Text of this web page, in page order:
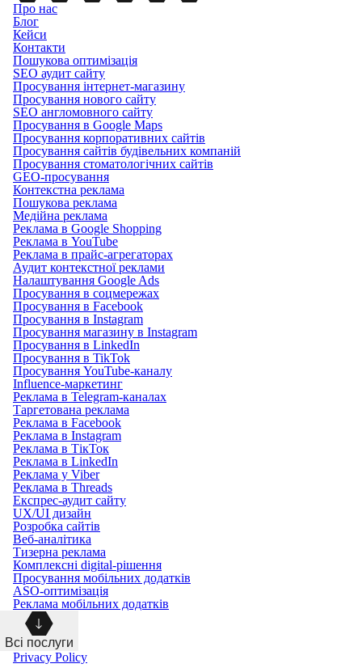
Про нас
Блог
Кейси
Контакти
Пошукова оптимізація
SEO аудит сайту
Просування інтернет-магазину
Просування нового сайту
SEO англомовного сайту
Просування в Google Maps
Просування корпоративних сайтів
Просування сайтів будівельних компаній
Просування стоматологічних сайтів
GEO-просування
Контекстна реклама
Пошукова реклама
Медійна реклама
Реклама в Google Shopping
Реклама в YouTube
Реклама в прайс-агрегаторах
Аудит контекстної реклами
Налаштування Google Ads
Просування в соцмережах
Просування в Facebook
Просування в Instagram
Просування магазину в Instagram
Просування в LinkedIn
Просування в TikTok
Просування YouTube-каналу
Influence-маркетинг
Реклама в Telegram-каналах
Таргетована реклама
Реклама в Facebook
Реклама в Instagram
Реклама в ТікТок
Реклама в LinkedIn
Реклама у Viber
Реклама в Threads
Експрес-аудит сайту
UX/UI дизайн
Розробка сайтів
Веб-аналітика
Тизерна реклама
Комплексні digital-рішення
Просування мобільних додатків
ASO-оптимізація
Реклама мобільних додатків
Всі послуги
Privacy Policy